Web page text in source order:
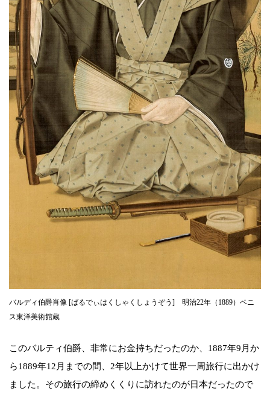
バルディ伯爵肖像 [ばるでぃはくしゃくしょうぞう] 明治22年（1889）ベニ
ス東洋美術館蔵
このバルティ伯爵、非常にお金持ちだったのか、1887年9月か
ら1889年12月までの間、2年以上かけて世界一周旅行に出かけ
ました。その旅行の締めくくりに訪れたのが日本だったので